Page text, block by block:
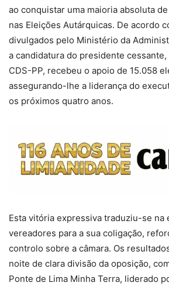
ao conquistar uma maioria absoluta
nas Eleições Autárquicas. De acordo
divulgados pelo Ministério da
a candidatura do presidente
CDS-PP, recebeu o apoio de 15.058
assegurando-lhe a liderança do
os próximos quatro anos.
Esta vitória expressiva traduziu-se na
vereadores para a sua coligação,
controlo sobre a câmara. Os
noite de clara divisão da oposição,
Ponte de Lima Minha Terra, liderado